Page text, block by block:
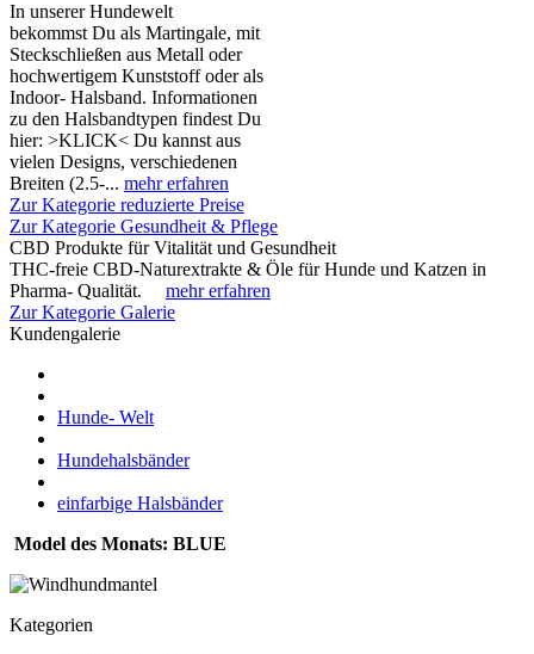
In unserer Hundewelt
bekommst Du als Martingale, mit
Steckschließen aus Metall oder
hochwertigem Kunststoff oder als
Indoor- Halsband. Informationen
zu den Halsbandtypen findest Du
hier: >KLICK< Du kannst aus
vielen Designs, verschiedenen
Breiten (2.5-... mehr erfahren
Zur Kategorie reduzierte Preise
Zur Kategorie Gesundheit & Pflege
CBD Produkte für Vitalität und Gesundheit
THC-freie CBD-Naturextrakte & Öle für Hunde und Katzen in
Pharma- Qualität. mehr erfahren
Zur Kategorie Galerie
Kundengalerie
Hunde- Welt
Hundehalsbänder
einfarbige Halsbänder
Model des Monats: BLUE
Kategorien